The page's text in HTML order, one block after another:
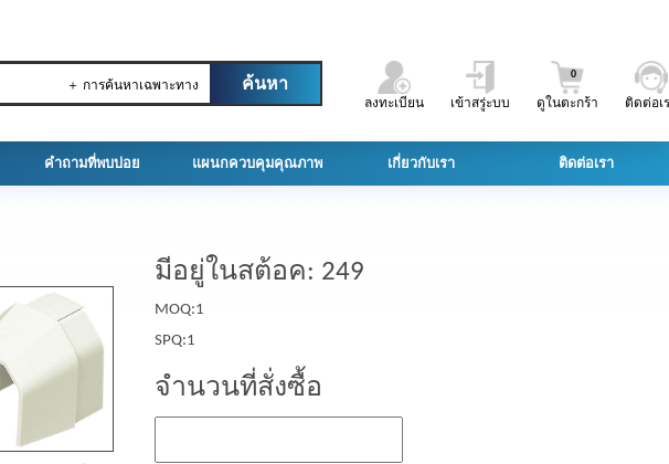
＋ การค้นหาเฉพาะทาง
ลงทะเบียน เข้าสรู่ะบบ ดูในตะกร้า
0
ติดต่อเ
คำถามที่พบบ่อย แผนกควบคุมคุณภาพ เกี่ยวกับเรา ติดต่อเรา
มีอยู่ในสต้อค: 249
MOQ:1
SPQ:1
จำนวนที่สั่งซื้อ